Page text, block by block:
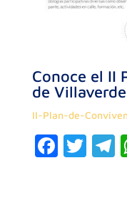
Conoce el II
de
II-Plan-de-
F T